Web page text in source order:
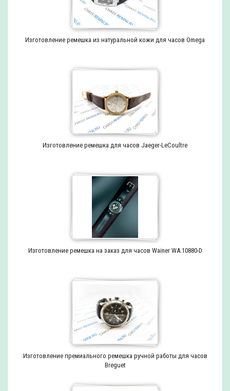
Изготовление ремешка из натуральной кожи для часов Omega
Изготовление ремешка для часов Jaeger-LeCoultre
Изготовление ремешка на заказ для часов Wainer WA.10880-D
Изготовление премиального ремешка ручной работы для часов
Breguet